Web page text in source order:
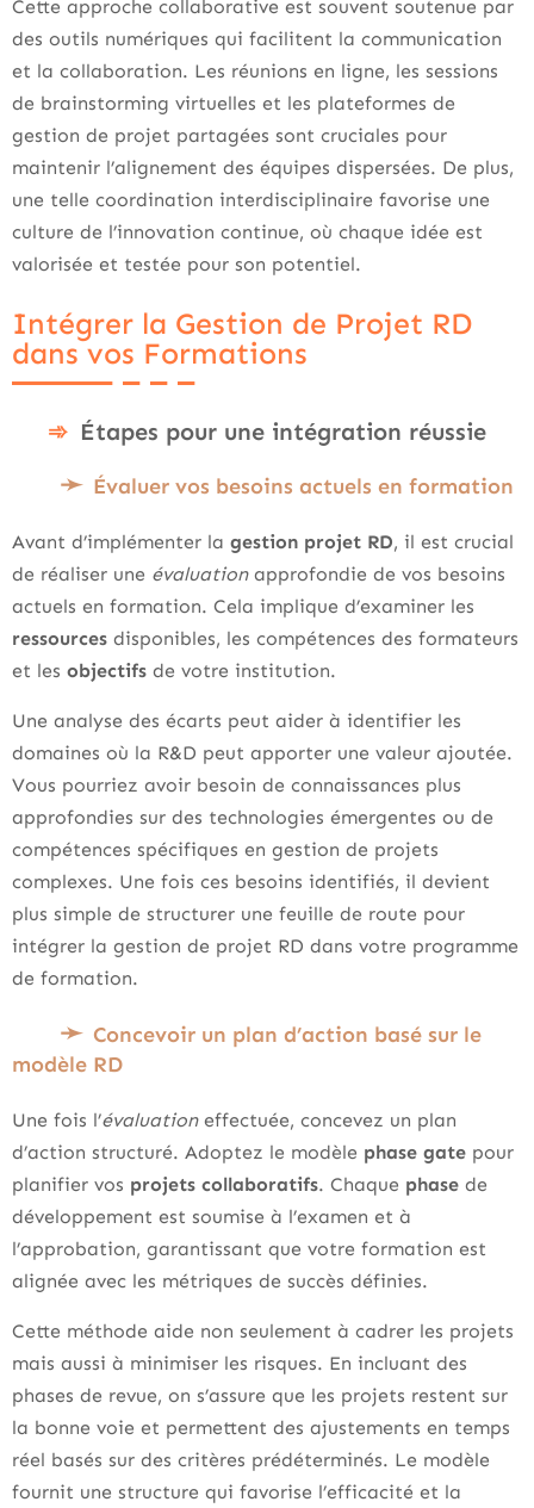
Cette approche collaborative est souvent soutenue par
des outils numériques qui facilitent la communication
et la collaboration. Les réunions en ligne, les sessions
de brainstorming virtuelles et les plateformes de
gestion de projet partagées sont cruciales pour
maintenir l’alignement des équipes dispersées. De plus,
une telle coordination interdisciplinaire favorise une
culture de l’innovation continue, où chaque idée est
valorisée et testée pour son potentiel.
Intégrer la Gestion de Projet RD
dans vos Formations
Étapes pour une intégration réussie
Évaluer vos besoins actuels en formation
Avant d’implémenter la gestion projet RD, il est crucial
de réaliser une évaluationapprofondie de vos besoins
actuels en formation. Cela implique d’examiner les
ressources disponibles, les compétences des formateurs
et les objectifs de votre institution.
Une analyse des écarts peut aider à identifier les
domaines où la R&D peut apporter une valeur ajoutée.
Vous pourriez avoir besoin de connaissances plus
approfondies sur des technologies émergentes ou de
compétences spécifiques en gestion de projets
complexes. Une fois ces besoins identifiés, il devient
plus simple de structurer une feuille de route pour
intégrer la gestion de projet RD dans votre programme
de formation.
Concevoir un plan d’action basé sur le
modèle RD
Une fois l’évaluationeffectuée, concevez un plan
d’action structuré. Adoptez le modèle phase gate pour
planifier vos projets collaboratifs. Chaque phase de
développement est soumise à l’examen et à
l’approbation, garantissant que votre formation est
alignée avec les métriques de succès définies.
Cette méthode aide non seulement à cadrer les projets
mais aussi à minimiser les risques. En incluant des
phases de revue, on s’assure que les projets restent sur
la bonne voie et permettent des ajustements en temps
réel basés sur des critères prédéterminés. Le modèle
fournit une structure qui favorise l’efficacité et la